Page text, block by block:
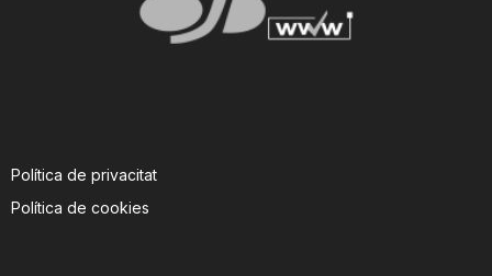
Política de privacitat
Política de cookies